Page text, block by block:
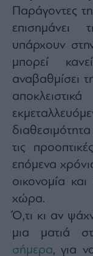
Παράγοντες
επισημάνει
υπάρχουν
μπορεί
αναβαθμίσει
τις
επόμενα
οικονομία
χώρα.
Ό,τι κι αν
μια ματιά
σήμερα, για